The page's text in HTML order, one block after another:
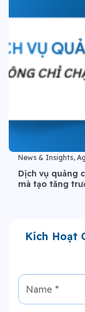
News & Insights,
Dịch vụ quảng
mà tạo tăng
Kích Hoạt